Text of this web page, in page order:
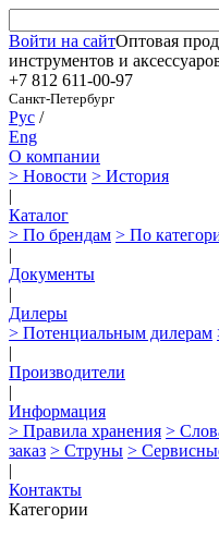
Войти на сайтОптовая
инструментов и
+7 812 611-00-97
Санкт-Петербург
Рус /
Eng
О компании
> Новости > История
|
Каталог
> По брендам > По
|
Документы
|
Дилеры
> Потенциальным дилерам
|
Производители
|
Информация
> Правила хранения >
заказ > Струны >
|
Контакты
Категории